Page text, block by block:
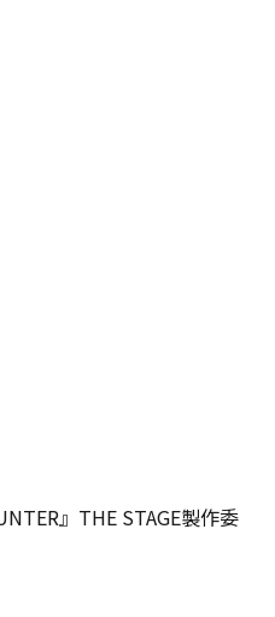
』THE STAGE製作委